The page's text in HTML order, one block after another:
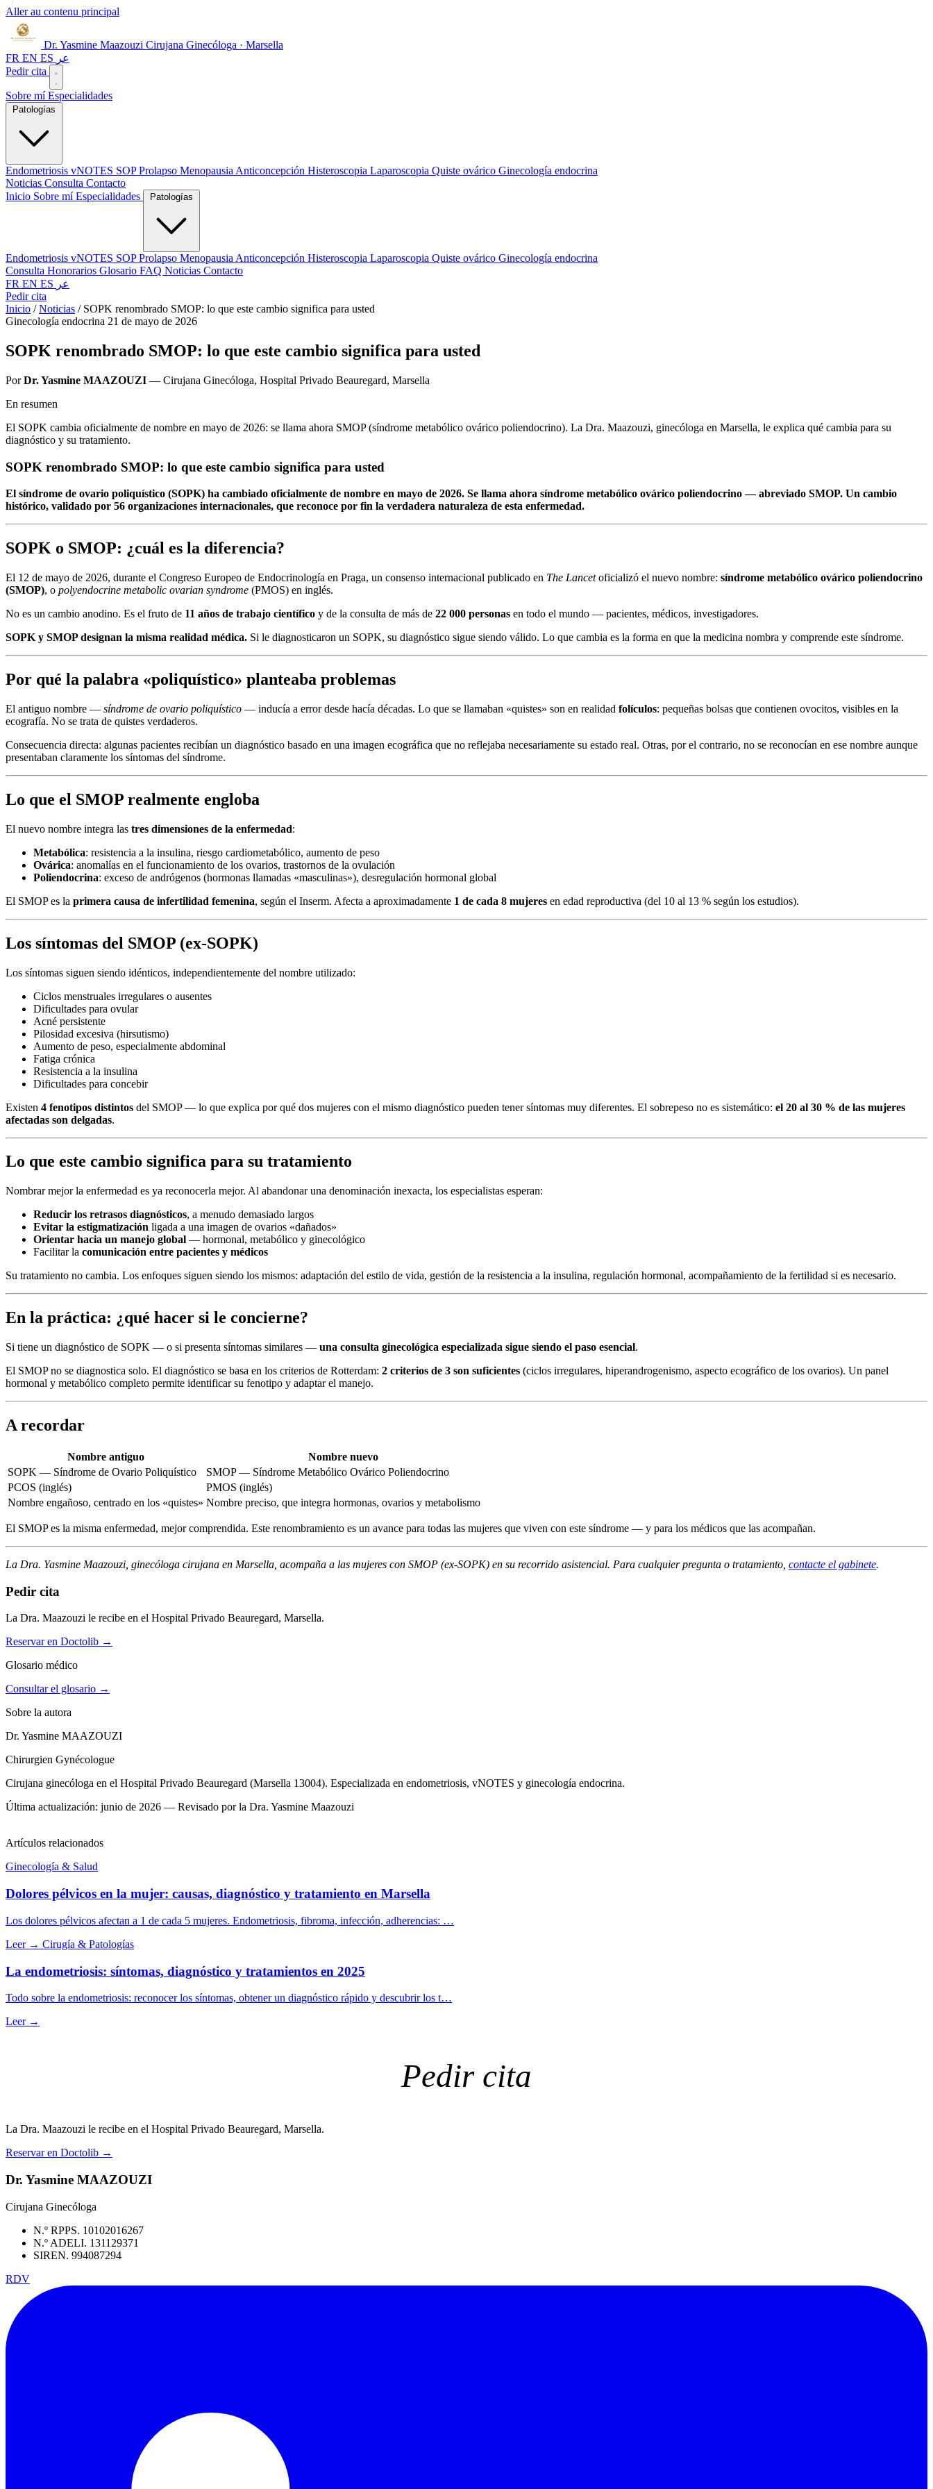
Aller au contenu principal
Dr. Yasmine Maazouzi Cirujana Ginecóloga · Marsella
FR EN ES عر
Pedir cita
Sobre míEspecialidades
Endometriosis vNOTES SOPProlapso Menopausia Anticoncepción Histeroscopia Laparoscopia Quiste ovárico Ginecología endocrina
Noticias Consulta Contacto
Inicio Sobre míEspecialidades
Endometriosis vNOTES SOPProlapso Menopausia Anticoncepción Histeroscopia Laparoscopia Quiste ovárico Ginecología endocrina
Consulta Honorarios Glosario FAQ Noticias Contacto
FR EN ES عر
Pedir cita
Inicio / Noticias / SOPK renombrado SMOP: lo que este cambio significa para usted
Ginecología endocrina 21 de mayo de 2026
SOPK renombrado SMOP: lo que este cambio significa para usted
PorDr. Yasmine MAAZOUZI — Cirujana Ginecóloga, Hospital Privado Beauregard, Marsella
En resumen
El SOPK cambia oficialmente de nombre en mayo de 2026: se llama ahora SMOP (síndrome metabólico ovárico poliendocrino). La Dra. Maazouzi, ginecóloga en Marsella, le explica qué cambia para su
diagnóstico y su tratamiento.
SOPK renombrado SMOP: lo que este cambio significa para usted
El síndrome de ovario poliquístico (SOPK) ha cambiado oficialmente de nombre en mayo de 2026. Se llama ahora síndrome metabólico ovárico poliendocrino — abreviado SMOP. Un cambio
histórico, validado por 56 organizaciones internacionales, que reconoce por fin la verdadera naturaleza de esta enfermedad.
SOPK o SMOP: ¿cuál es la diferencia?
El 12 de mayo de 2026, durante el Congreso Europeo de Endocrinología en Praga, un consenso internacional publicado en The Lancetoficializó el nuevo nombre: síndrome metabólico ovárico poliendocrino
(SMOP), o polyendocrine metabolic ovarian syndrome (PMOS) en inglés.
No es un cambio anodino. Es el fruto de 11 años de trabajo científico y de la consulta de más de 22 000 personas en todo el mundo — pacientes, médicos, investigadores.
SOPK y SMOP designan la misma realidad médica. Si le diagnosticaron un SOPK, su diagnóstico sigue siendo válido. Lo que cambia es la forma en que la medicina nombra y comprende este síndrome.
Por qué la palabra «poliquístico» planteaba problemas
El antiguo nombre — síndrome de ovario poliquístico — inducía a error desde hacía décadas. Lo que se llamaban «quistes» son en realidad folículos: pequeñas bolsas que contienen ovocitos, visibles en la
ecografía. No se trata de quistes verdaderos.
Consecuencia directa: algunas pacientes recibían un diagnóstico basado en una imagen ecográfica que no reflejaba necesariamente su estado real. Otras, por el contrario, no se reconocían en ese nombre aunque
presentaban claramente los síntomas del síndrome.
Lo que el SMOP realmente engloba
El nuevo nombre integra las tres dimensiones de la enfermedad:
Metabólica: resistencia a la insulina, riesgo cardiometabólico, aumento de peso
Ovárica: anomalías en el funcionamiento de los ovarios, trastornos de la ovulación
Poliendocrina: exceso de andrógenos (hormonas llamadas «masculinas»), desregulación hormonal global
El SMOP es la primera causa de infertilidad femenina, según el Inserm. Afecta a aproximadamente 1 de cada 8 mujeres en edad reproductiva (del 10 al 13 % según los estudios).
Los síntomas del SMOP (ex-SOPK)
Los síntomas siguen siendo idénticos, independientemente del nombre utilizado:
Ciclos menstruales irregulares o ausentes
Dificultades para ovular
Acné persistente
Pilosidad excesiva (hirsutismo)
Aumento de peso, especialmente abdominal
Fatiga crónica
Resistencia a la insulina
Dificultades para concebir
Existen 4 fenotipos distintos del SMOP — lo que explica por qué dos mujeres con el mismo diagnóstico pueden tener síntomas muy diferentes. El sobrepeso no es sistemático: el 20 al 30 % de las mujeres
afectadas son delgadas.
Lo que este cambio significa para su tratamiento
Nombrar mejor la enfermedad es ya reconocerla mejor. Al abandonar una denominación inexacta, los especialistas esperan:
Reducir los retrasos diagnósticos, a menudo demasiado largos
Evitar la estigmatización ligada a una imagen de ovarios «dañados»
Orientar hacia un manejo global — hormonal, metabólico y ginecológico
Facilitar la comunicación entre pacientes y médicos
Su tratamiento no cambia. Los enfoques siguen siendo los mismos: adaptación del estilo de vida, gestión de la resistencia a la insulina, regulación hormonal, acompañamiento de la fertilidad si es necesario.
En la práctica: ¿qué hacer si le concierne?
Si tiene un diagnóstico de SOPK — o si presenta síntomas similares — una consulta ginecológica especializada sigue siendo el paso esencial.
El SMOP no se diagnostica solo. El diagnóstico se basa en los criterios de Rotterdam: 2 criterios de 3 son suficientes (ciclos irregulares, hiperandrogenismo, aspecto ecográfico de los ovarios). Un panel
hormonal y metabólico completo permite identificar su fenotipo y adaptar el manejo.
A recordar
Nombre antiguo
Nombre nuevo
SOPK — Síndrome de Ovario Poliquístico
SMOP — Síndrome Metabólico Ovárico Poliendocrino
PCOS (inglés)
PMOS (inglés)
Nombre engañoso, centrado en los «quistes» Nombre preciso, que integra hormonas, ovarios y metabolismo
El SMOP es la misma enfermedad, mejor comprendida. Este renombramiento es un avance para todas las mujeres que viven con este síndrome — y para los médicos que las acompañan.
La Dra. Yasmine Maazouzi, ginecóloga cirujana en Marsella, acompaña a las mujeres con SMOP (ex-SOPK) en su recorrido asistencial. Para cualquier pregunta o tratamiento, contacte el gabinete.
Pedir cita
La Dra. Maazouzi le recibe en el Hospital Privado Beauregard, Marsella.
Reservar en Doctolib →
Glosario médico
Consultar el glosario →
Sobre la autora
Dr. Yasmine MAAZOUZI
Chirurgien Gynécologue
Cirujana ginecóloga en el Hospital Privado Beauregard (Marsella 13004). Especializada en endometriosis, vNOTES y ginecología endocrina.
Última actualización: junio de 2026 — Revisado por la Dra. Yasmine Maazouzi
Artículos relacionados
Ginecología & Salud
Dolores pélvicos en la mujer: causas, diagnóstico y tratamiento en Marsella
Los dolores pélvicos afectan a 1 de cada 5 mujeres. Endometriosis, fibroma, infección, adherencias: …
Leer → Cirugía & Patologías
La endometriosis: síntomas, diagnóstico y tratamientos en 2025
Todo sobre la endometriosis: reconocer los síntomas, obtener un diagnóstico rápido y descubrir los t…
Leer →
Pedir cita
La Dra. Maazouzi le recibe en el Hospital Privado Beauregard, Marsella.
Reservar en Doctolib →
Dr. Yasmine MAAZOUZI
Cirujana Ginecóloga
N.º RPPS. 10102016267
N.º ADELI. 131129371
SIREN. 994087294
RDV